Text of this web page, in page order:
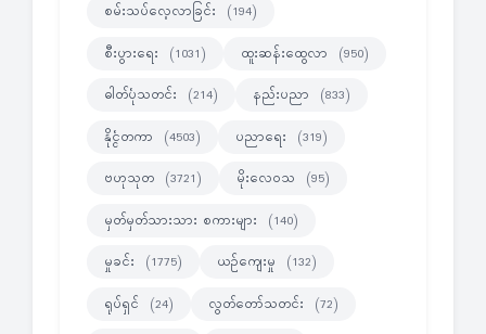
စမ်းသပ်လေ့လာခြင်း (194)
စီးပွားရေး (1031) ထူးဆန်းထွေလာ (950)
ဓါတ်ပုံသတင်း (214) နည်းပညာ (833)
နိုင္ငံတကာ (4503) ပညာရေး (319)
ဗဟုသုတ (3721) မိုးလေဝသ (95)
မှတ်မှတ်သားသား စကားများ (140)
မှုခင်း (1775) ယဉ်ကျေးမှု (132)
ရုပ်ရှင် (24) လွတ်တော်သတင်း (72)